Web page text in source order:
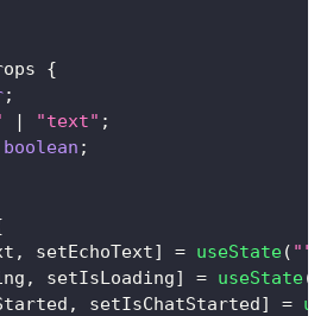
{
;
| "text" ;
boolean ;
, setEchoText] = useState( ""
, setIsLoading] = useState(
, setIsChatStarted] =